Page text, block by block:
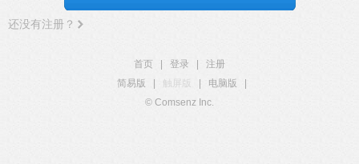
还没有注册？
首页 登录
注册
简易版
触屏版 电脑版
© Comsenz Inc.